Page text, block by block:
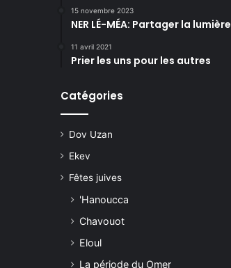
15 novembre 2023
NER LÉ-MÉA: Partager la lumière
11 avril 2021
Prier les uns pour les autres
Catégories
Dov Uzan
Ekev
Fêtes juives
'Hanoucca
Chavouot
Eloul
La période du Omer